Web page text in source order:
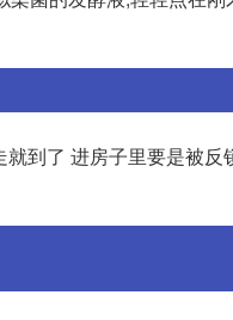
到了 进房子里要是被反